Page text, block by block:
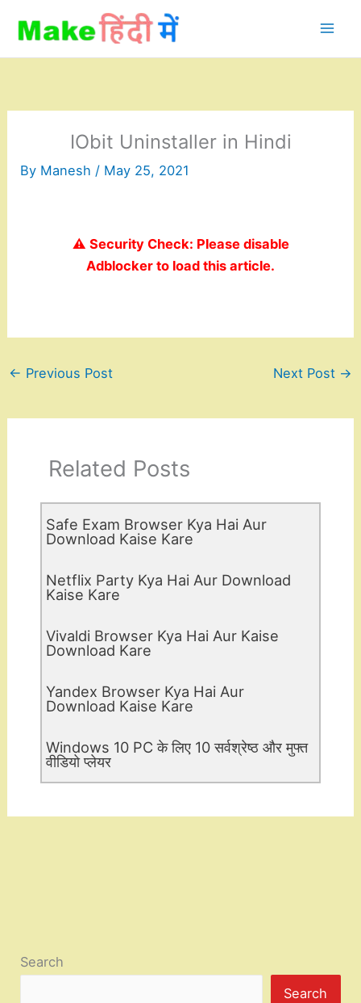
content
IObit Uninstaller in Hindi
By Manesh / May 25, 2021
⚠️ Security Check: Please disable
Adblocker to load this article.
← Previous Post Next Post →
Related Posts
Safe Exam Browser Kya Hai Aur
Download Kaise Kare
Netflix Party Kya Hai Aur Download
Kaise Kare
Vivaldi Browser Kya Hai Aur Kaise
Download Kare
Yandex Browser Kya Hai Aur
Download Kaise Kare
Windows 10 PC के लिए 10 सर्वश्रेष्ठ और मुफ्त
वीडियो प्लेयर
Search
Search